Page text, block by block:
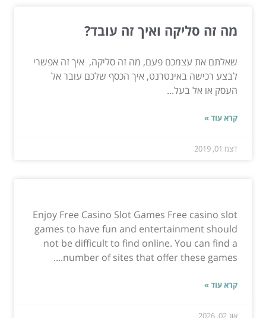
מה זה סליקה ואיך זה עובד?
שאלתם את עצמכם פעם, מה זה סליקה, איך זה אפשרי
לבצע רכישה באינטרנט, איך הכסף שלכם עובר אל
העסק או אל בעל...
קרא עוד »
דצמ 01, 2019
Enjoy Free Casino Slot Games Free casino slot
games to have fun and entertainment should
not be difficult to find online. You can find a
number of sites that offer these games....
קרא עוד »
אוג 02, 2026